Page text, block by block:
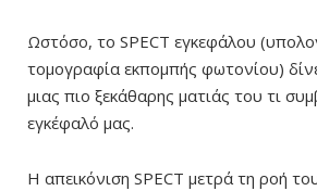
Ωστόσο, το SPECT εγκεφάλου
τομογραφία εκπομπής φωτονίου)
μιας πιο ξεκάθαρης ματιάς του τι
εγκέφαλό μας.
Η απεικόνιση SPECT μετρά τη ροή